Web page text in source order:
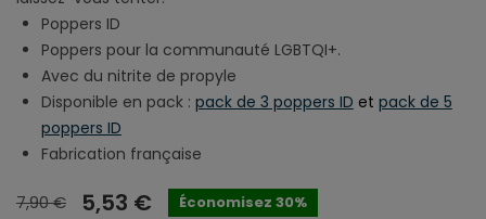
Poppers ID
Poppers pour la communauté LGBTQI+.
Avec du nitrite de propyle
Disponible en pack : pack de 3 poppers ID et pack de 5
poppers ID
Fabrication française
7,90 € 5,53 € Économisez 30%